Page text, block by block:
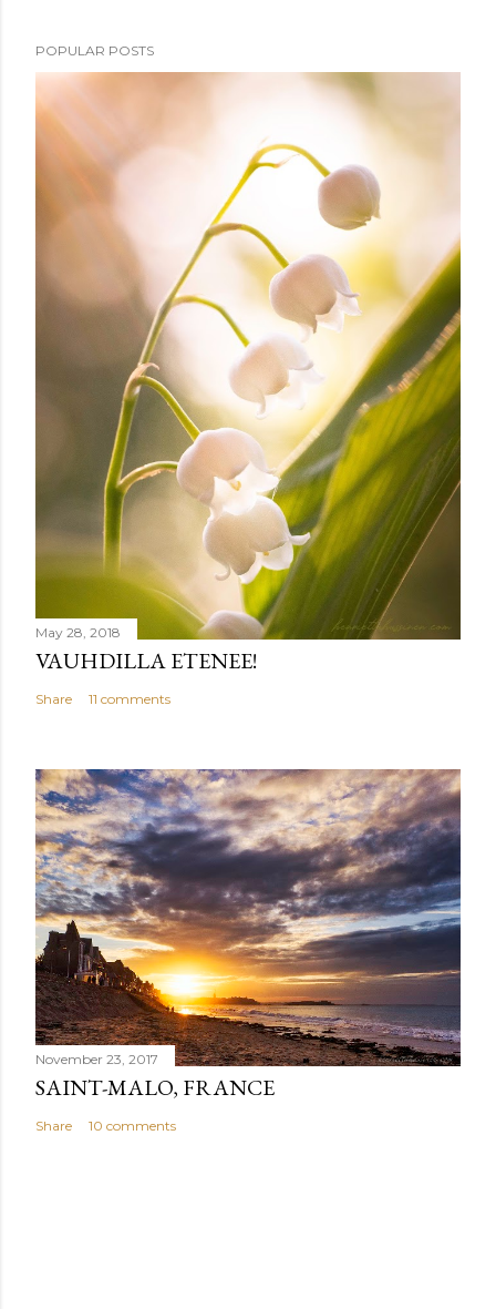
a
C
o
m
POPULAR POSTS
May 28, 2018
VAUHDILLA ETENEE!
Share 11 comments
November 23, 2017
SAINT-MALO, FRANCE
Share 10 comments